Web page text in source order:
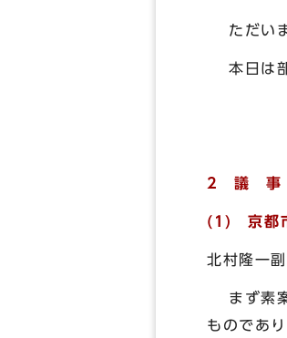
ただいま
本日は部
2 議 事
(1) 京都
北村隆一
まず素案
ものであ